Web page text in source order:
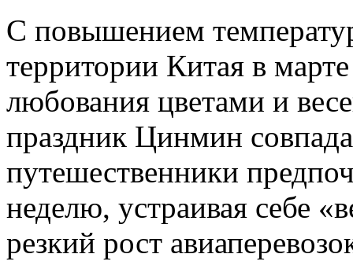
С повышением
территории Китая в
любования цветами и
праздник Цинмин
путешественники
неделю, устраивая себе
резкий рост